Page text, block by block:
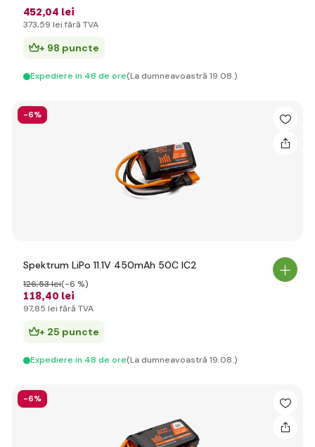
452,04 lei
373,59 lei fără TVA
+ 98 puncte
Expediere in 48 de ore(La dumneavoastră 19.08.)
-6%
Spektrum LiPo 11.1V 450mAh 50C IC2
118,40 lei
126,53 lei(-6 %)
97,85 lei fără TVA
+ 25 puncte
Expediere in 48 de ore(La dumneavoastră 19.08.)
-6%